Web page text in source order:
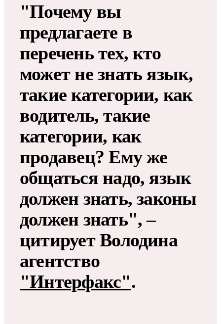
"Почему вы
предлагаете в
перечень тех, кто
может не знать язык,
такие категории, как
водитель, такие
категории, как
продавец? Ему же
общаться надо, язык
должен знать, законы
должен знать", –
цитирует Володина
агентство
"Интерфакс".